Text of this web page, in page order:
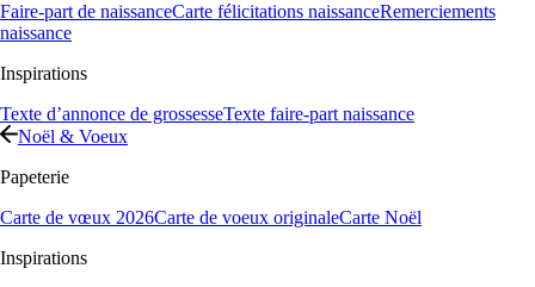
Faire-part de naissanceCarte félicitations naissanceRemerciements
naissance
Inspirations
Texte d’annonce de grossesseTexte faire-part naissance
Noël & Voeux
Papeterie
Carte de vœux 2026Carte de voeux originaleCarte Noël
Inspirations